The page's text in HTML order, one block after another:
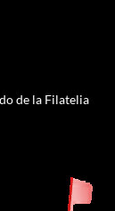
de la Filatelia